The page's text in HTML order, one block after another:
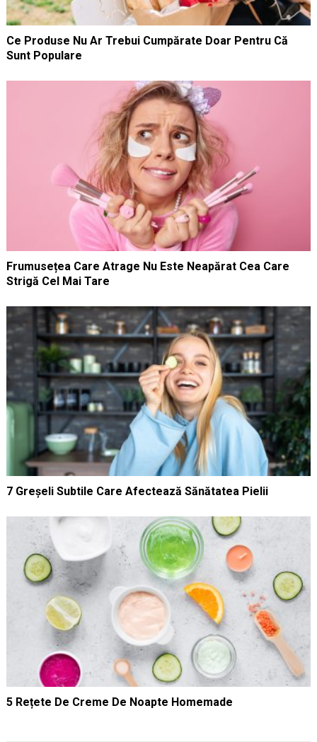
Ce Produse Nu Ar Trebui Cumpărate Doar Pentru Că
Sunt Populare
Frumusețea Care Atrage Nu Este Neapărat Cea Care
Strigă Cel Mai Tare
7 Greșeli Subtile Care Afectează Sănătatea Pielii
5 Rețete De Creme De Noapte Homemade